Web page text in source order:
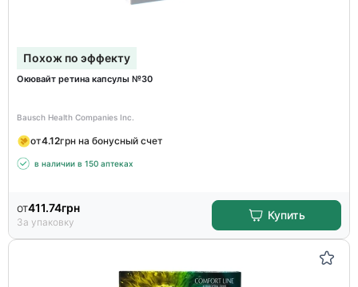
Похож по эффекту
Окювайт ретина капсулы №30
Bausch Health Companies Inc.
от4.12грн на бонусный счет
в наличии в 150 аптеках
от411.74грн
За упаковку
Купить